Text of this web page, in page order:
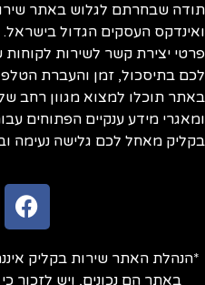
שבחרתם לגלוש באתר
העסקים הגדול בישראל.
יצירת קשר לשירות לקוחות
בתיסכול, זמן והעברת
תוכלו למצוא מגוון רחב
מידע ענקיים הפתוחים
מאחל לכם גלישה נעימה
האתר שירות בקליק
באתר הם נכונים, ויש לזכור כי